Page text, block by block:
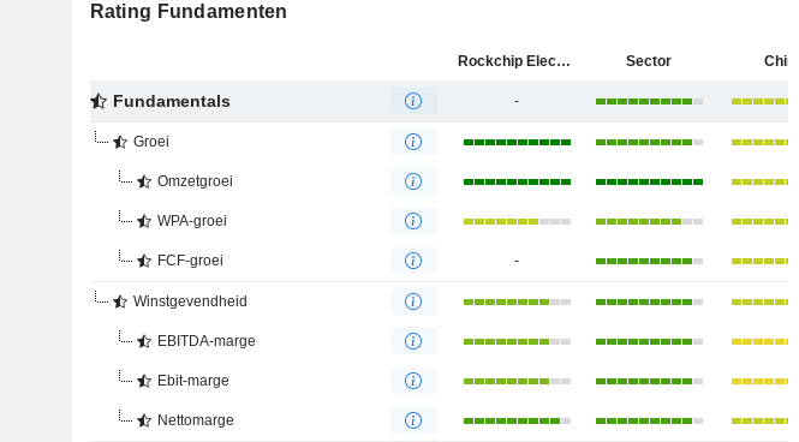
Rating Fundamenten
Rockchip Electronics Co., Ltd. Sector China
Fundamentals -
Groei
Omzetgroei
WPA-groei
FCF-groei -
Winstgevendheid
EBITDA-marge
Ebit-marge
Nettomarge